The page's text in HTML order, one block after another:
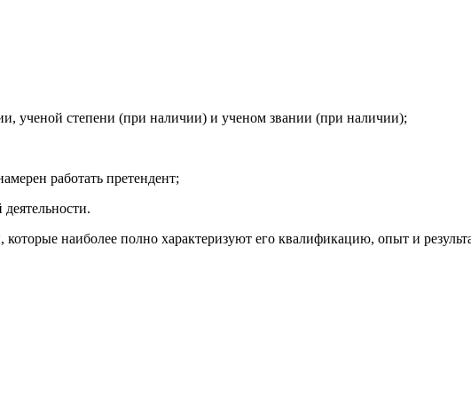
ученой степени (при наличии) и ученом звании (при наличии);
работать претендент;
наиболее полно характеризуют его квалификацию, опыт и